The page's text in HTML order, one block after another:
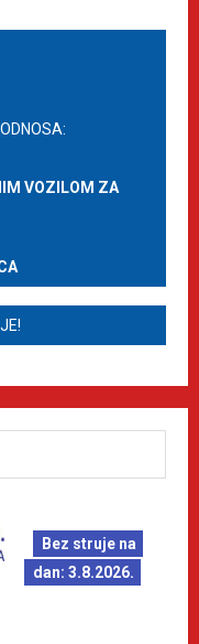
VOZILOM ZA
Bez struje na
dan: 3.8.2026.